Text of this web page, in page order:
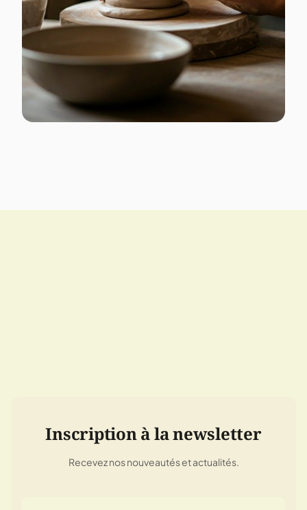
Inscription à la newsletter
Recevez nos nouveautés et actualités.